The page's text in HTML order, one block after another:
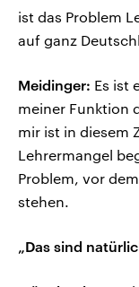
ist das Problem
auf ganz
Meidinger: Es ist
meiner Funktion
mir ist in diesem
Lehrermangel
Problem, vor
stehen.
„Das sind